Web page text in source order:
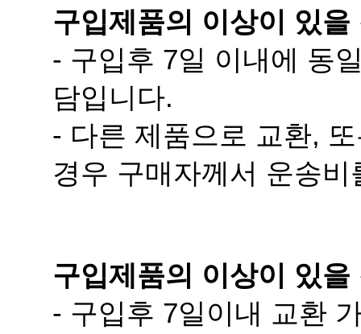
구입제품의 이상이 있을
담입니다.
경우 구매자께서 운송
구입제품의 이상이 있
- 구입후 7일이내 교환